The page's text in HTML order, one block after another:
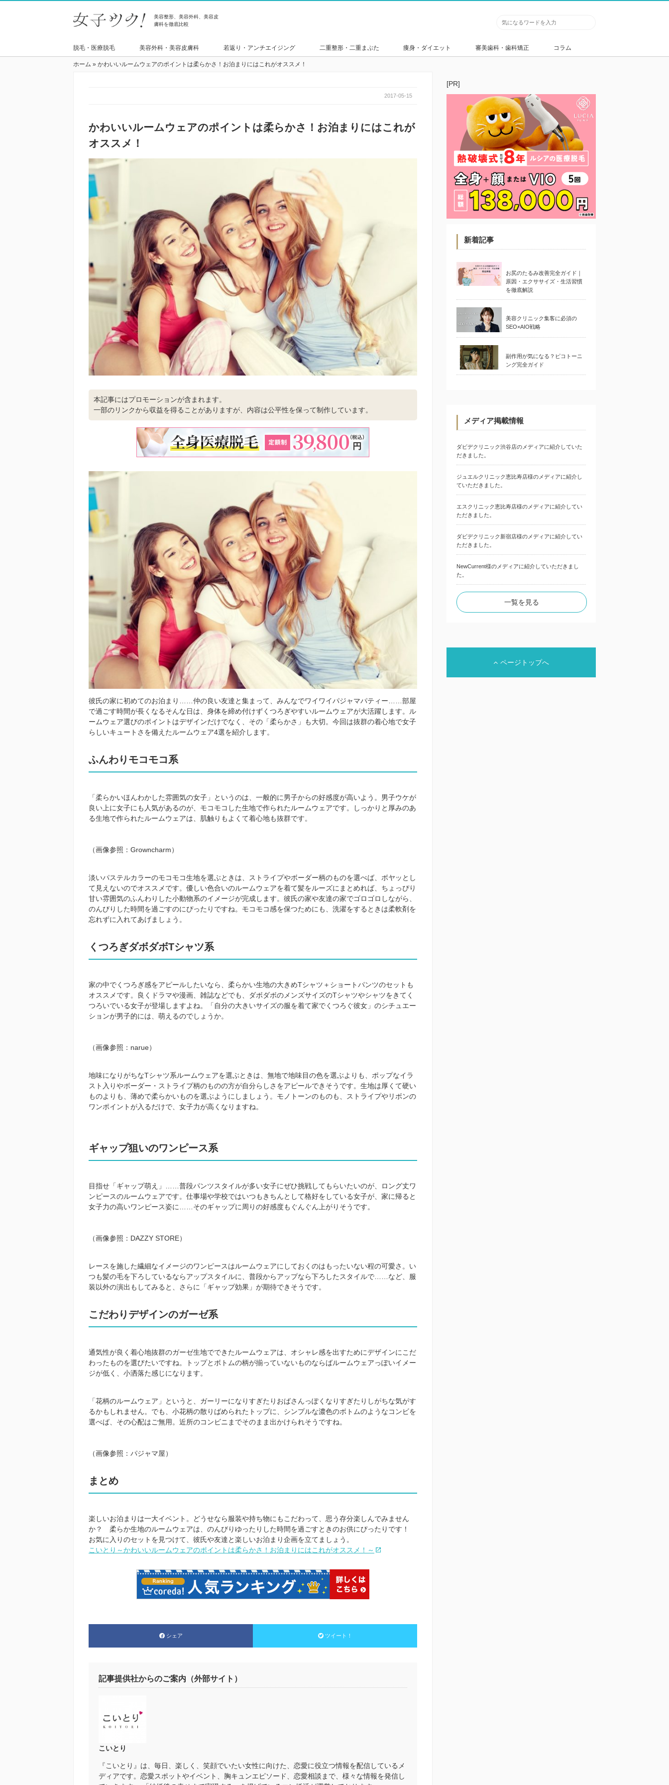
美容整形、美容外科、美容皮
膚科を徹底比較
脱毛・医療脱毛 美容外科・美容皮膚科 若返り・アンチエイジング 二重整形・二重まぶた 痩身・ダイエット 審美歯科・歯科矯正 コラム
ホーム » かわいいルームウェアのポイントは柔らかさ！お泊まりにはこれがオススメ！
2017-05-15
かわいいルームウェアのポイントは柔らかさ！お泊まりにはこれが
オススメ！
本記事にはプロモーションが含まれます。
一部のリンクから収益を得ることがありますが、内容は公平性を保って制作しています。
彼氏の家に初めてのお泊まり……仲の良い友達と集まって、みんなでワイワイパジャマパティー……部屋
で過ごす時間が長くなるそんな日は、身体を締め付けずくつろぎやすいルームウェアが大活躍します。ル
ームウェア選びのポイントはデザインだけでなく、その「柔らかさ」も大切。今回は抜群の着心地で女子
らしいキュートさを備えたルームウェア4選を紹介します。
ふんわりモコモコ系
「柔らかいほんわかした雰囲気の女子」というのは、一般的に男子からの好感度が高いよう。男子ウケが
良い上に女子にも人気があるのが、モコモコした生地で作られたルームウェアです。しっかりと厚みのあ
る生地で作られたルームウェアは、肌触りもよくて着心地も抜群です。
（画像参照： Growncharm）
淡いパステルカラーのモコモコ生地を選ぶときは、ストライプやボーダー柄のものを選べば、ボヤッとし
て見えないのでオススメです。優しい色合いのルームウェアを着て髪をルーズにまとめれば、ちょっぴり
甘い雰囲気のふんわりした小動物系のイメージが完成します。彼氏の家や友達の家でゴロゴロしながら、
のんびりした時間を過ごすのにぴったりですね。モコモコ感を保つためにも、洗濯をするときは柔軟剤を
忘れずに入れてあげましょう。
くつろぎダボダボTシャツ系
家の中でくつろぎ感をアピールしたいなら、柔らかい生地の大きめTシャツ＋ショートパンツのセットも
オススメです。良くドラマや漫画、雑誌などでも、ダボダボのメンズサイズのTシャツやシャツをきてく
つろいでいる女子が登場しますよね。「自分の大きいサイズの服を着て家でくつろぐ彼女」のシチュエー
ションが男子的には、萌えるのでしょうか。
（画像参照： narue）
地味になりがちなTシャツ系ルームウェアを選ぶときは、無地で地味目の色を選ぶよりも、ポップなイラ
スト入りやボーダー・ストライプ柄のものの方が自分らしさをアピールできそうです。生地は厚くて硬い
ものよりも、薄めで柔らかいものを選ぶようにしましょう。モノトーンのものも、ストライプやリボンの
ワンポイントが入るだけで、女子力が高くなりますね。
ギャップ狙いのワンピース系
目指せ「ギャップ萌え」……普段パンツスタイルが多い女子にぜひ挑戦してもらいたいのが、ロング丈ワ
ンピースのルームウェアです。仕事場や学校ではいつもきちんとして格好をしている女子が、家に帰ると
女子力の高いワンピース姿に……そのギャップに周りの好感度もぐんぐん上がりそうです。
（画像参照： DAZZY STORE）
レースを施した繊細なイメージのワンピースはルームウェアにしておくのはもったいない程の可愛さ。い
つも髪の毛を下ろしているならアップスタイルに、普段からアップなら下ろしたスタイルで……など、服
装以外の演出もしてみると、さらに「ギャップ効果」が期待できそうです。
こだわりデザインのガーゼ系
通気性が良く着心地抜群のガーゼ生地でできたルームウェアは、オシャレ感を出すためにデザインにこだ
わったものを選びたいですね。トップとボトムの柄が揃っていないものならばルームウェアっぽいイメー
ジが低く、小洒落た感じになります。
「花柄のルームウェア」というと、ガーリーになりすぎたりおばさんっぽくなりすぎたりしがちな気がす
るかもしれません。でも、小花柄の散りばめられたトップに、シンプルな濃色のボトムのようなコンビを
選べば、その心配はご無用。近所のコンビニまでそのまま出かけられそうですね。
（画像参照： パジャマ屋）
まとめ
楽しいお泊まりは一大イベント。どうせなら服装や持ち物にもこだわって、思う存分楽しんでみません
か？ 柔らか生地のルームウェアは、のんびりゆったりした時間を過ごすときのお供にぴったりです！
お気に入りのセットを見つけて、彼氏や友達と楽しいお泊まり企画を立てましょう。
こいとり～かわいいルームウェアのポイントは柔らかさ！お泊まりにはこれがオススメ！～
シェア ツイート！
記事提供社からのご案内（外部サイト）
こいとり
『こいとり』は、毎日、楽しく、笑顔でいたい女性に向けた、恋愛に役立つ情報を配信しているメ
ディアです。恋愛スポットやイベント、胸キュンエピソード、恋愛相談まで、様々な情報を発信し
[PR]
新着記事
お尻のたるみ改善完全ガイド｜
原因・エクササイズ・生活習慣
を徹底解説
美容クリニック集客に必須の
SEO×AIO戦略
副作用が気になる？ピコトーニ
ング完全ガイド
メディア掲載情報
ダビデクリニック渋谷店のメディアに紹介していた
だきました。
ジュエルクリニック恵比寿店様のメディアに紹介し
ていただきました。
エスクリニック恵比寿店様のメディアに紹介してい
ただきました。
ダビデクリニック新宿店様のメディアに紹介してい
ただきました。
NewCurrent様のメディアに紹介していただきまし
た。
一覧を見る
ページトップへ